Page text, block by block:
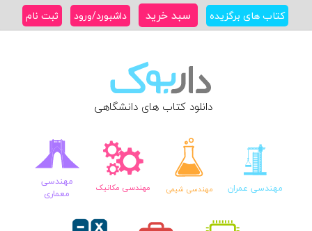
کتاب های برگزیده سبد خرید داشبورد/ورود ثبت نام
دانلود کتاب های دانشگاهی
مهندسی عمران مهندسی شیمی مهندسی مکانیک
مهندسی
معماری